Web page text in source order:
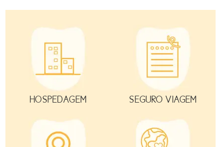
HOSPEDAGEM SEGURO VIAGEM